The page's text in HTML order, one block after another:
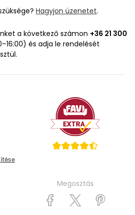
Hagyjon üzenetet.
a következő számon +36 21 300
és adja le rendelését
Megosztás